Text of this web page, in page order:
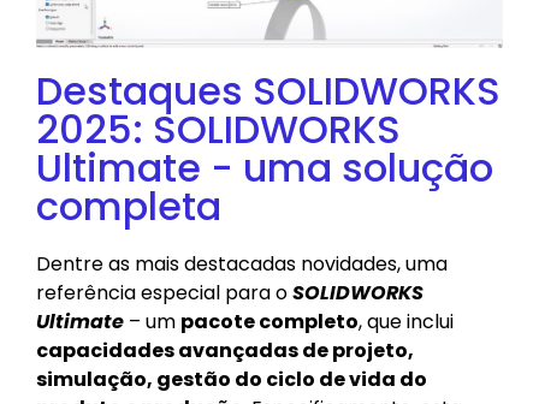
Destaques SOLIDWORKS
2025: SOLIDWORKS
Ultimate - uma solução
completa
Dentre as mais destacadas novidades, uma
referência especial para oSOLIDWORKS
Ultimate – um pacote completo, que inclui
capacidades avançadas de projeto,
simulação, gestão do ciclo de vida do